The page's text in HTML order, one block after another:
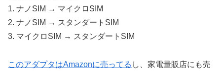
1. ナノSIM → マイクロSIM
2. ナノSIM → スタンダートSIM
3. マイクロSIM → スタンダートSIM
このアダプタはAmazonに売ってる し、家電量販店にも売